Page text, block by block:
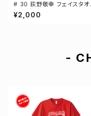
# 30 荻野敬幸 フェイスタオ
選手還元 2デザイン FT0144
¥2,000
-